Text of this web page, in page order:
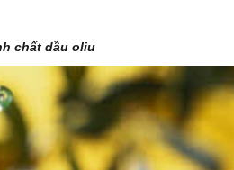
chất dầu oliu